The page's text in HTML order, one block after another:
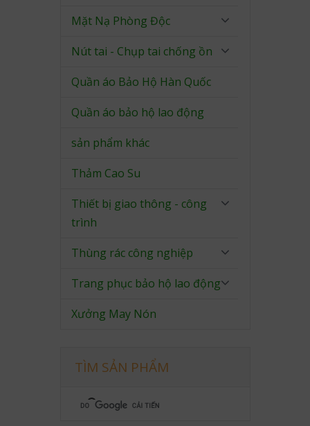
Mặt Nạ Phòng Độc
Nút tai - Chụp tai chống ồn
Quần áo Bảo Hộ Hàn Quốc
Quần áo bảo hộ lao động
sản phẩm khác
Thảm Cao Su
Thiết bị giao thông - công
trình
Thùng rác công nghiệp
Trang phục bảo hộ lao động
Xưởng May Nón
TÌM SẢN PHẨM